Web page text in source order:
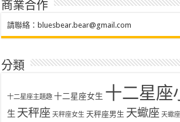
商業合作
請聯絡： bluesbear.bear@gmail.com
分類
十二星座主題趣 十二星座女生 十二星座
生 天秤座 天秤座女生 天秤座男生 天蠍座 天蠍